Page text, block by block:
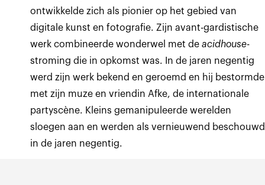
ontwikkelde zich als pionier op het gebied van
digitale kunst en fotografie. Zijn avant-gardistische
werk combineerde wonderwel met deacidhouse-
stroming die in opkomst was. In de jaren negentig
werd zijn werk bekend en geroemd en hij bestormde
met zijn muze en vriendin Afke, de internationale
partyscène. Kleins gemanipuleerde werelden
sloegen aan en werden als vernieuwend beschouwd
in de jaren negentig.